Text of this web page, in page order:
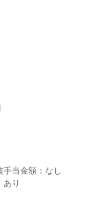
当金額：なし
あり